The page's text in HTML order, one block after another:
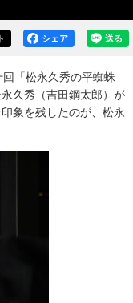
送る
シェア
「松永久秀の平蜘蛛
久秀（吉田鋼太郎）が
象を残したのが、松永